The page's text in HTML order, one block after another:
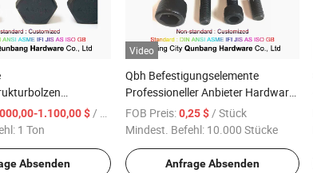
Hochfeste
verwendet in
1.100,00 $/ Ton
1 Ton
Absenden
Video
Qbh Befestigungselemente
Professioneller Anbieter Hardware
Versorgung
Sechskantsteckschraube
FOB Preis:0,25 $/ Stück
Mindest. Befehl: 10.000 Stücke
Anfrage Absenden